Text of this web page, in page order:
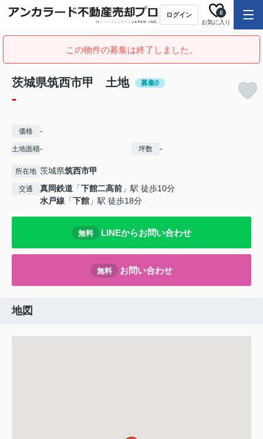
ログイン
お気に入り
0
この物件の募集は終了しました。
茨城県筑西市甲 土地 募集0
-
価格 -
土地面積- 坪数 -
所在地 茨城県筑西市甲
交通 真岡鉄道 「下館二高前 」駅 徒歩10分
水戸線 「下館 」駅 徒歩18分
無料 LINEからお問い合わせ
無料 お問い合わせ
地図